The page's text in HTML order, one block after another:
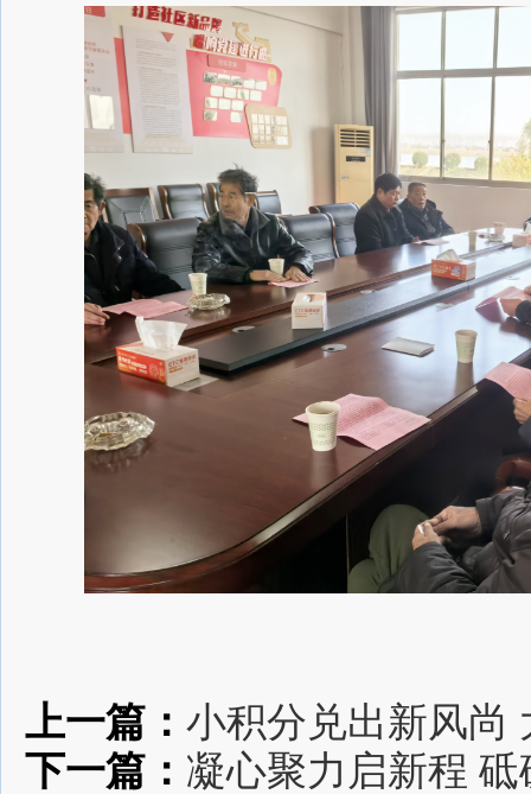
上一篇： 小积分兑出新风尚
下一篇： 凝心聚力启新程